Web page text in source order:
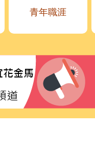
青年職涯